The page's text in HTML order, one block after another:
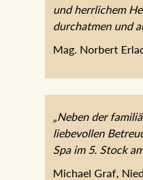
und herrlichem
durchatmen und
Mag. Norbert
„Neben der
liebevollen
Spa im 5. Stock
Michael Graf,